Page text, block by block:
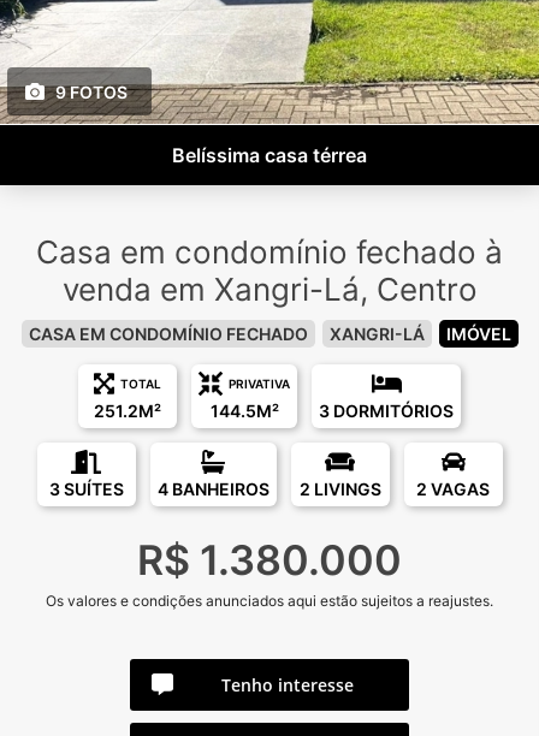
9 FOTOS
Belíssima casa térrea
Casa em condomínio fechado à
venda em Xangri-Lá, Centro
CASA EM CONDOMÍNIO FECHADO XANGRI-LÁ IMÓVEL
TOTAL
251.2M²
PRIVATIVA
144.5M² 3 DORMITÓRIOS
3 SUÍTES 4 BANHEIROS 2 LIVINGS 2 VAGAS
R$ 1.380.000
Os valores e condições anunciados aqui estão sujeitos a reajustes.
Tenho interesse